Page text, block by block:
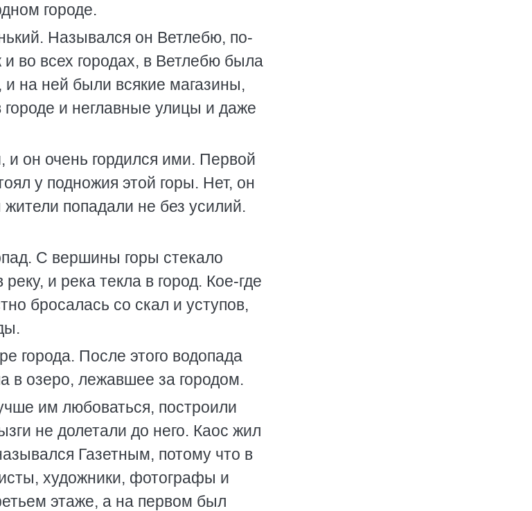
городе.
Назывался он Ветлебю, по-
во всех городах, в Ветлебю была
и на ней были всякие магазины,
и неглавные улицы и даже
и он очень гордился ими. Первой
у подножия этой горы. Нет, он
попадали не без усилий.
С вершины горы стекало
и река текла в город. Кое-где
бросалась со скал и уступов,
города. После этого водопада
в озеро, лежавшее за городом.
им любоваться, построили
не долетали до него. Каос жил
Газетным, потому что в
художники, фотографы и
этаже, а на первом был